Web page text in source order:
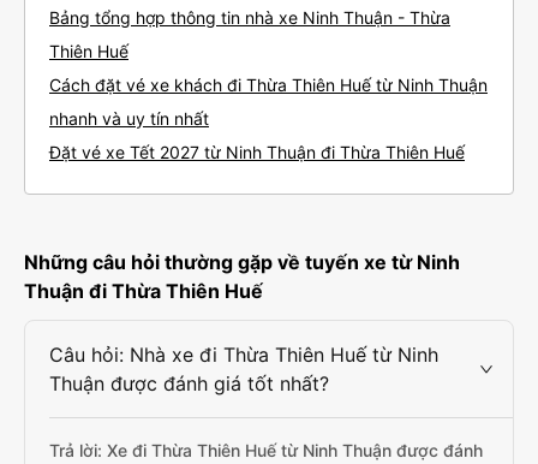
Bảng tổng hợp thông tin nhà xe Ninh Thuận - Thừa
Thiên Huế
Cách đặt vé xe khách đi Thừa Thiên Huế từ Ninh Thuận
nhanh và uy tín nhất
Đặt vé xe Tết 2027 từ Ninh Thuận đi Thừa Thiên Huế
Những câu hỏi thường gặp về tuyến xe từ Ninh
Thuận đi Thừa Thiên Huế
Câu hỏi: Nhà xe đi Thừa Thiên Huế từ Ninh
Thuận được đánh giá tốt nhất?
Trả lời: Xe đi Thừa Thiên Huế từ Ninh Thuận được đánh